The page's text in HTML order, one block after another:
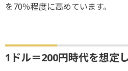
を70％程度に高めています。
1ドル＝200円時代を想定